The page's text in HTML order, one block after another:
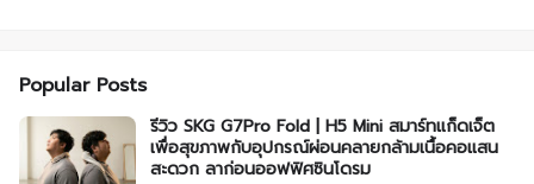
Popular Posts
รีวิว SKG G7Pro Fold | H5 Mini สมาร์ทแก็ดเจ็ต
เพื่อสุขภาพกับอุปกรณ์ผ่อนคลายกล้ามเนื้อคอแสน
สะดวก ลาก่อนออฟฟิศซินโดรม